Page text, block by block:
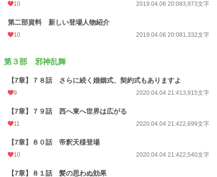
10 2019.04.06 20:083,973文字
第二部資料 新しい登場人物紹介
10 2019.04.06 20:081,332文字
第３部 邪神乱舞
【7章】７８話 さらに続く婚姻式、契約式もありますよ
9 2020.04.04 21:413,915文字
【7章】７９話 西へ東へ世界は広がる
11 2020.04.04 21:422,699文字
【7章】８０話 帝釈天様登場
10 2020.04.04 21:422,540文字
【7章】８１話 髪の思わぬ効果